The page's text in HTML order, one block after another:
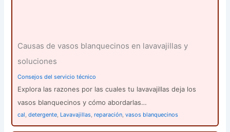
Causas de vasos blanquecinos en lavavajillas y
soluciones
Consejos del servicio técnico
Explora las razones por las cuales tu lavavajillas deja los
vasos blanquecinos y cómo abordarlas…
cal ,detergente Lavavajillas ,reparación ,vasos blanquecinos